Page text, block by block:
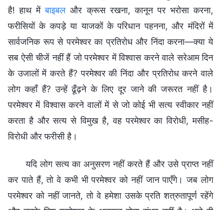
है! हाथ मेंबाइबल और क्रूस रखना, कानून पर भरोसा करना,
फरीसियों के कपड़े या याजकों के परिधान पहनना, और मंदिरों में
सार्वजनिक रूप से परमेश्वर का प्रतिरोध और निंदा करना—क्या ये
सब ऐसी चीजें नहीं हैं जो परमेश्वर में विश्वास करने वाले सरेआम दिन
के उजालों में करते हैं? परमेश्वर की निंदा और प्रतिरोध करने वाले
लोग कहाँ हैं? उन्हें ढूँढ़ने के लिए दूर जाने की जरूरत नहीं है।
परमेश्वर में विश्वास करने वालों में से जो कोई भी सत्य स्वीकार नहीं
करता है और सत्य से विमुख है, वह परमेश्वर का विरोधी, मसीह-
विरोधी और फरीसी है।
यदि लोग सत्य का अनुसरण नहीं करते हैं और उसे प्राप्त नहीं
कर पाते हैं, तो वे कभी भी परमेश्वर को नहीं जान पाएँगे। जब लोग
परमेश्वर को नहीं जानते, तो वे हमेशा उसके प्रति शत्रुतापूर्ण रहेंगे